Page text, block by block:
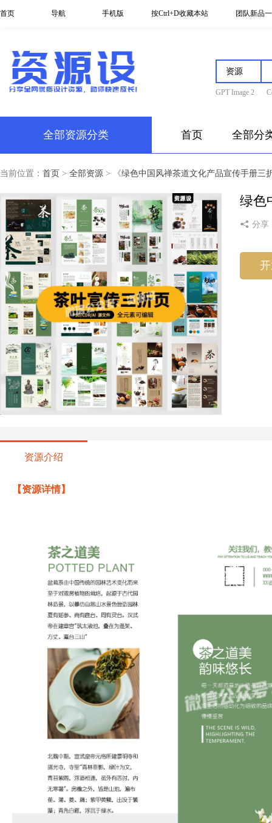
首页 导航 手机版 按Ctrl+D收藏本站 团队新品
GPT Image 2
全部资源分类 首页 全部分
当前位置： 首页 > 全部资源 > 《绿色中国风禅茶道文化产品宣传手册三
绿色
分享
资源介绍
【资源详情】